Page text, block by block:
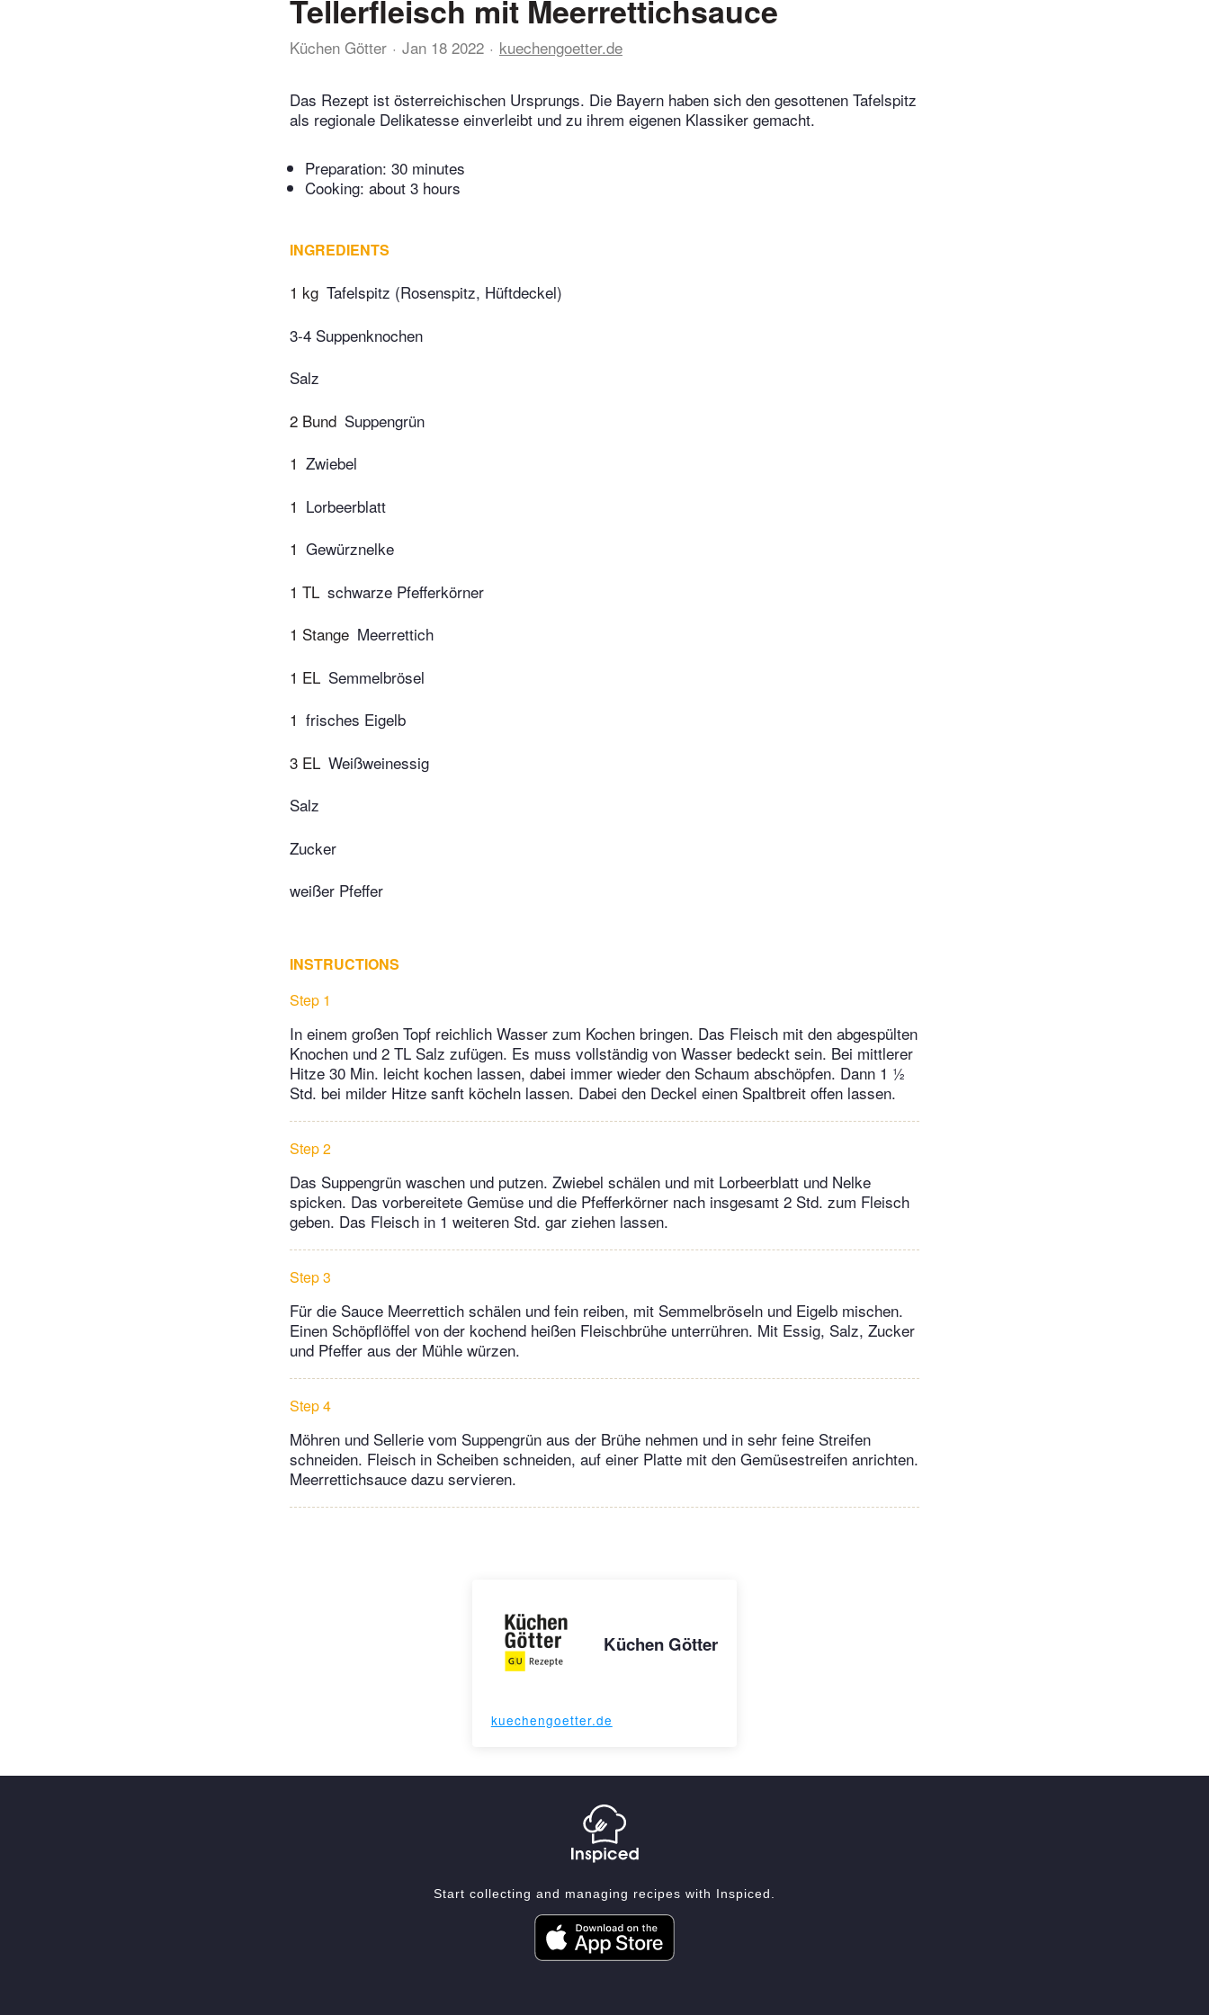
Tellerfleisch mit Meerrettichsauce
Küchen Götter Jan 18 2022 kuechengoetter.de
Das Rezept ist österreichischen Ursprungs. Die Bayern haben sich den gesottenen Tafelspitz
als regionale Delikatesse einverleibt und zu ihrem eigenen Klassiker gemacht.
Preparation: 30 minutes
Cooking: about 3 hours
INGREDIENTS
1 kg Tafelspitz (Rosenspitz, Hüftdeckel)
3-4 Suppenknochen
Salz
2 Bund Suppengrün
1 Zwiebel
1 Lorbeerblatt
1 Gewürznelke
1 TL schwarze Pfefferkörner
1 Stange Meerrettich
1 EL Semmelbrösel
1 frisches Eigelb
3 EL Weißweinessig
Salz
Zucker
weißer Pfeffer
INSTRUCTIONS
Step 1
In einem großen Topf reichlich Wasser zum Kochen bringen. Das Fleisch mit den abgespülten
Knochen und 2 TL Salz zufügen. Es muss vollständig von Wasser bedeckt sein. Bei mittlerer
Hitze 30 Min. leicht kochen lassen, dabei immer wieder den Schaum abschöpfen. Dann 1 ½
Std. bei milder Hitze sanft köcheln lassen. Dabei den Deckel einen Spaltbreit offen lassen.
Step 2
Das Suppengrün waschen und putzen. Zwiebel schälen und mit Lorbeerblatt und Nelke
spicken. Das vorbereitete Gemüse und die Pfefferkörner nach insgesamt 2 Std. zum Fleisch
geben. Das Fleisch in 1 weiteren Std. gar ziehen lassen.
Step 3
Für die Sauce Meerrettich schälen und fein reiben, mit Semmelbröseln und Eigelb mischen.
Einen Schöpflöffel von der kochend heißen Fleischbrühe unterrühren. Mit Essig, Salz, Zucker
und Pfeffer aus der Mühle würzen.
Step 4
Möhren und Sellerie vom Suppengrün aus der Brühe nehmen und in sehr feine Streifen
schneiden. Fleisch in Scheiben schneiden, auf einer Platte mit den Gemüsestreifen anrichten.
Meerrettichsauce dazu servieren.
Küchen Götter
kuechengoetter.de
Start collecting and managing recipes with Inspiced.